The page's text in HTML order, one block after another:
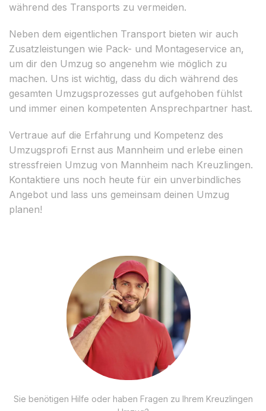
während des Transports zu vermeiden.
Neben dem eigentlichen Transport bieten wir auch
Zusatzleistungen wie Pack- und Montageservice an,
um dir den Umzug so angenehm wie möglich zu
machen. Uns ist wichtig, dass du dich während des
gesamten Umzugsprozesses gut aufgehoben fühlst
und immer einen kompetenten Ansprechpartner hast.
Vertraue auf die Erfahrung und Kompetenz des
Umzugsprofi Ernst aus Mannheim und erlebe einen
stressfreien Umzug von Mannheim nach Kreuzlingen.
Kontaktiere uns noch heute für ein unverbindliches
Angebot und lass uns gemeinsam deinen Umzug
planen!
Sie benötigen Hilfe oder haben Fragen zu Ihrem Kreuzlingen